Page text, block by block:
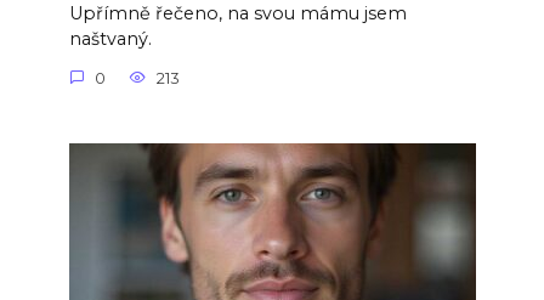
Upřímně řečeno, na svou mámu jsem
naštvaný.
0 213